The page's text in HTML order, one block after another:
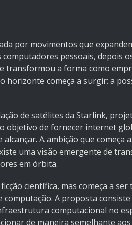
por movimentos que
pessoais, depois
transformou a forma como
horizonte começa a surgir: a
de satélites da Starlink,
objetivo de fornecer internet
A ambição que começa
uma visão emergente de
em órbita.
científica, mas começa a
A proposta
computacional no
de maneira semelhante